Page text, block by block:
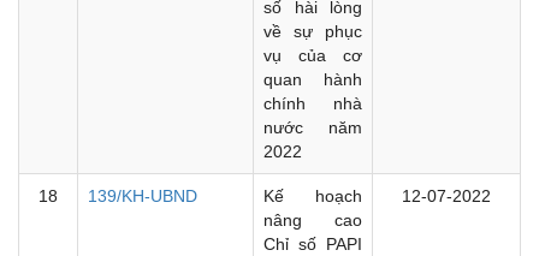
số hài lòng
về sự phục
vụ của cơ
quan hành
chính nhà
nước năm
2022
18 139/KH-UBND
Kế hoạch
nâng cao
Chỉ số PAPI
12-07-2022